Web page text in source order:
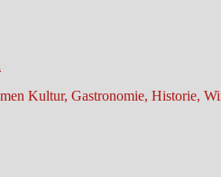
Kultur, Gastronomie, Historie,